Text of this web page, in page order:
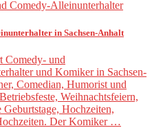
in Sachsen-Anhalt
Comedy- und
und Komiker in Sachsen-
Comedian, Humorist und
Weihnachtsfeiern,
Hochzeiten,
Der Komiker …